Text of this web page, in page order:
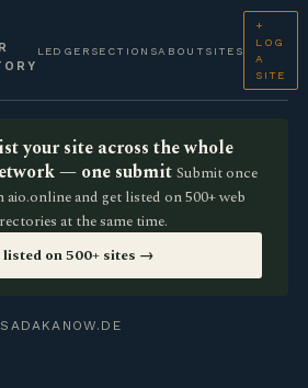
LEDGER SECTIONSABOUT SITES
+
LOG
A
SITE
your site across the whole
— one submit Submit once
aio.online and get listed on 500+ web
at the same time.
listed on 500+ sites →